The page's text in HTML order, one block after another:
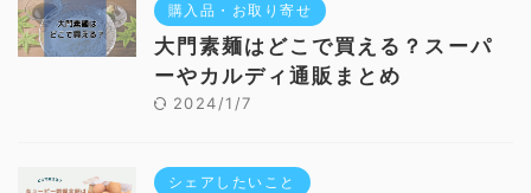
購入品・お取り寄せ
大門素麺はどこで買える？スーパ
ーやカルディ通販まとめ
2024/1/7
シェアしたいこと